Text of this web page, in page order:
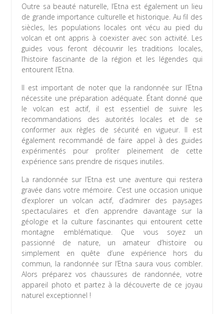
Outre sa beauté naturelle, l’Etna est également un lieu
de grande importance culturelle et historique. Au fil des
siècles, les populations locales ont vécu au pied du
volcan et ont appris à coexister avec son activité. Les
guides vous feront découvrir les traditions locales,
l’histoire fascinante de la région et les légendes qui
entourent l’Etna.
Il est important de noter que la randonnée sur l’Etna
nécessite une préparation adéquate. Étant donné que
le volcan est actif, il est essentiel de suivre les
recommandations des autorités locales et de se
conformer aux règles de sécurité en vigueur. Il est
également recommandé de faire appel à des guides
expérimentés pour profiter pleinement de cette
expérience sans prendre de risques inutiles.
La randonnée sur l’Etna est une aventure qui restera
gravée dans votre mémoire. C’est une occasion unique
d’explorer un volcan actif, d’admirer des paysages
spectaculaires et d’en apprendre davantage sur la
géologie et la culture fascinantes qui entourent cette
montagne emblématique. Que vous soyez un
passionné de nature, un amateur d’histoire ou
simplement en quête d’une expérience hors du
commun, la randonnée sur l’Etna saura vous combler.
Alors préparez vos chaussures de randonnée, votre
appareil photo et partez à la découverte de ce joyau
naturel exceptionnel !